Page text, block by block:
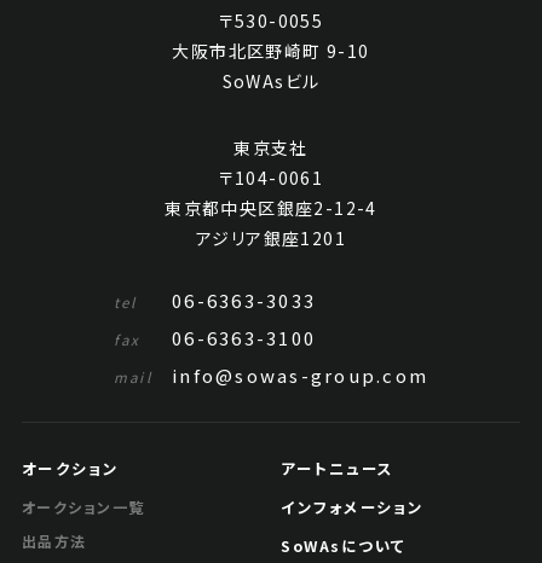
〒530-0055
大阪市北区野崎町 9-10
SoWAsビル
東京支社
〒104-0061
東京都中央区銀座2-12-4
アジリア銀座1201
tel 06-6363-3033
fax 06-6363-3100
mail info@sowas-group.com
オークション
オークション一覧
出品方法
アートニュース
インフォメーション
SoWAsについて